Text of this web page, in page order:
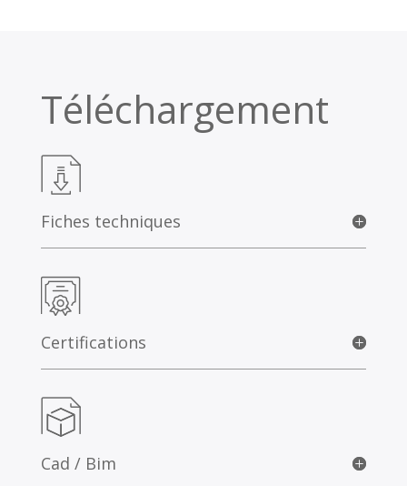
Téléchargement
Fiches techniques
Certifications
Cad / Bim